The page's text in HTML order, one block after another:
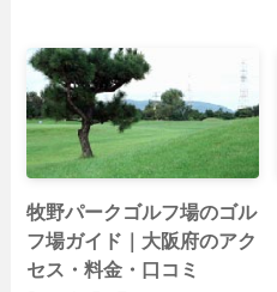
牧野パークゴルフ場のゴル
フ場ガイド｜大阪府のアク
セス・料金・口コミ